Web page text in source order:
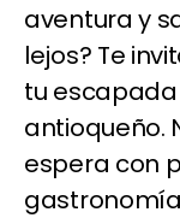
aventura y
lejos? Te
tu
antioqueño.
espera con